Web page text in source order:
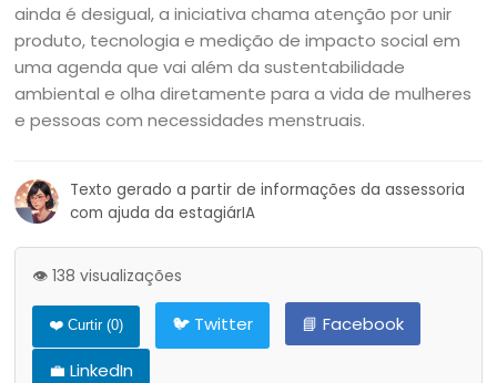
ainda é desigual, a iniciativa chama atenção por unir
produto, tecnologia e medição de impacto social em
uma agenda que vai além da sustentabilidade
ambiental e olha diretamente para a vida de mulheres
e pessoas com necessidades menstruais.
Texto gerado a partir de informações da assessoria
com ajuda da estagiárIA
👁️ 138 visualizações
❤️ Curtir (0) 🐦 Twitter
📘 Facebook
💼 LinkedIn